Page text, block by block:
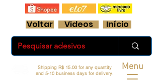
Início
Menu
Shipping R$ 15.00 for any quantity
and 5-10 business days for delivery.
Voltar Videos